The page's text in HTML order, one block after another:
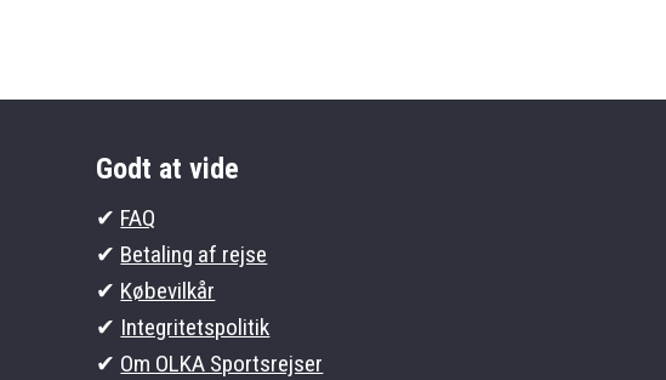
Godt at vide
✔ FAQ
✔ Betaling af rejse
✔ Købevilkår
✔ Integritetspolitik
✔ Om OLKA Sportsrejser